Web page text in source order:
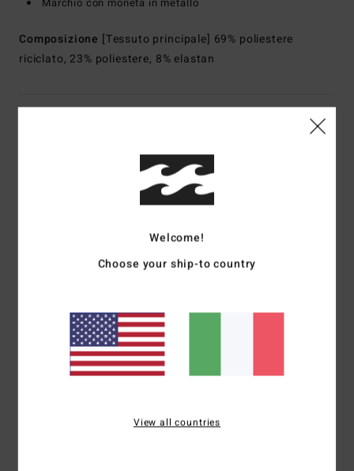
Marchio con moneta in metallo
Composizione [Tessuto principale] 69% poliestere
riciclato, 23% poliestere, 8% elastan
Recensioni dei clienti
Punteggio medio
5.0
basato su1 recensioni verificate
Il 100% dei nostri clienti consiglia questo prodotto
Welcome!
Choose your ship-to country
View all countries